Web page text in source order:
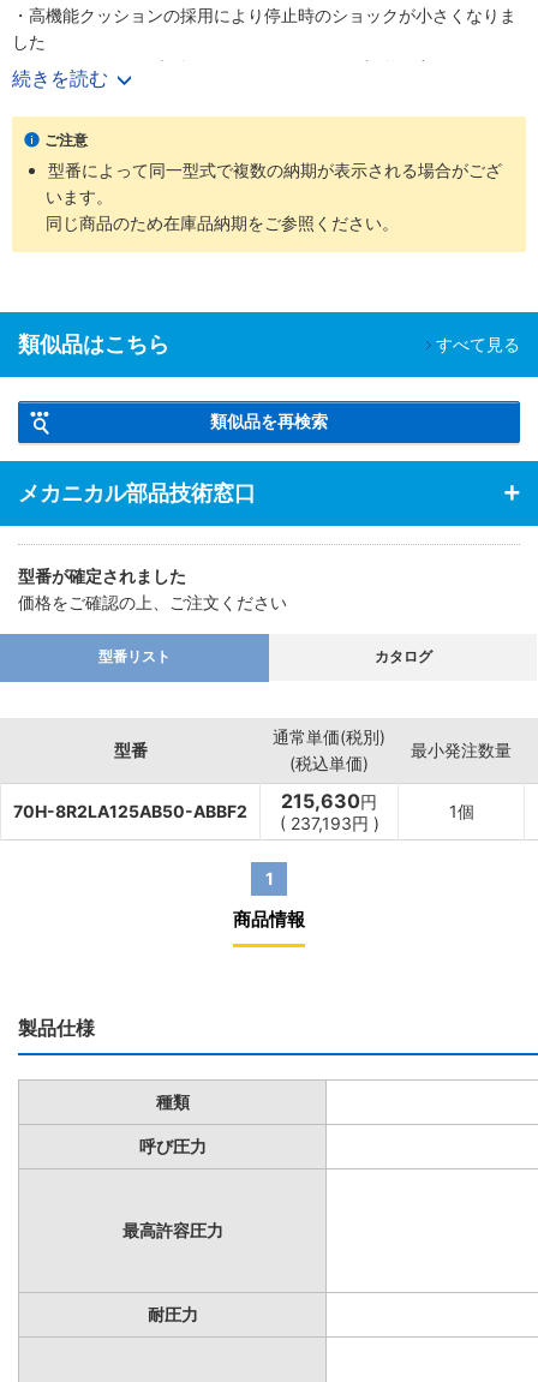
・高機能クッションの採用により停止時のショックが小さくなりま
した
・クッションバルブの採用により、クッション調整が容易になりま
した
・クッションバルブは、安全対策として、抜け止め機構、およびゆ
るみ止め用ロックナットを採用しました
・バリエーション豊富かつ保全性を良くした、小形スイッチを標準
化しました
続きを読む
ご注意
型番によって同一型式で複数の納期が表示される場合がござ
います。
同じ商品のため在庫品納期をご参照ください。
類似品はこちら すべて見る
類似品を再検索
メカニカル部品技術窓口
型番が確定されました
価格をご確認の上、ご注文ください
型番リスト カタログ
型番
通常単価(税別)
(税込単価)
最小発注数量
70H-8R2LA125AB50-ABBF2 215,630円
( 237,193円 )
1個
1
商品情報
製品仕様
種類
呼び圧力
最高許容圧力
耐圧力